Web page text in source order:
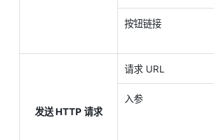
按钮链接
发送 HTTP 请求
请求 URL
入参